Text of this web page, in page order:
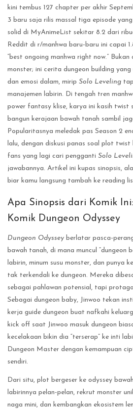
kini tembus 127 chapter per akhir
3 baru saja rilis massal tiga episode
solid di MyAnimeList sekitar 8.2 dari
Reddit di r/manhwa baru-baru ini capai
“best ongoing manhwa right now.”
monster; ini cerita dungeon building yang
dan emosi dalam, mirip Solo Leveling
manajemen labirin. Di tengah tren
power fantasy klise, karya ini kasih twist
bangun kerajaan bawah tanah sambil
Popularitasnya meledak pas Season 2
lalu, dengan diskusi panas soal plot twist
fans yang lagi cari pengganti Solo
jawabannya. Artikel ini kupas sinopsis,
biar kamu langsung tambah ke reading
Apa Sinopsis dari Komik
Komik Dungeon Odyssey
Dungeon Odyssey berlatar pasca-
bawah tanah, di mana muncul “dungeon
labirin, minum susu monster, dan punya
tak terkendali ke dungeon. Mereka
sebagai pahlawan potensial, tapi
Sebagai dungeon baby, Jinwoo tekan
kerja guide dungeon buat nafkahi
kick off saat Jinwoo masuk dungeon
kecelakaan bikin dia “terserap” ke inti
Dungeon Master dengan kemampuan
sendiri.
Dari situ, plot bergeser ke odyssey
labirinnya pelan-pelan, rekrut monster
naga mini, dan kembangkan ekosistem